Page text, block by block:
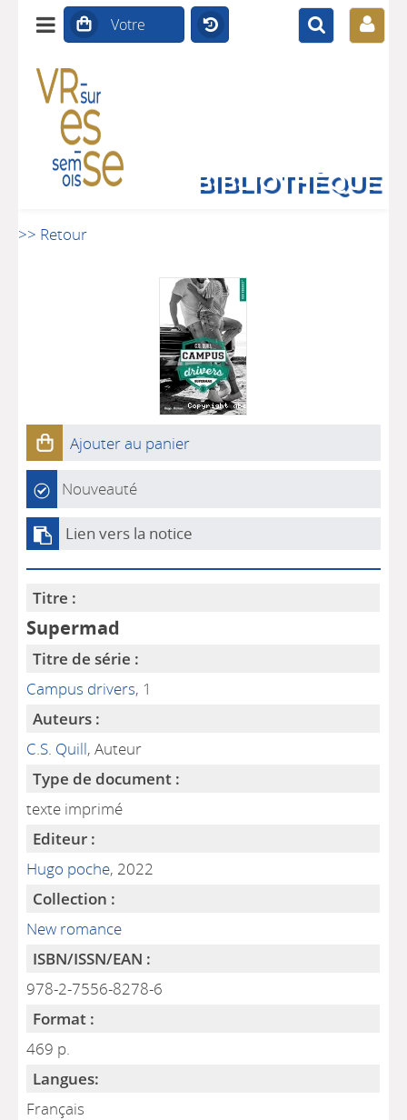
BIBLIOTHÈQUE
>> Retour
Ajouter au panier
Nouveauté
Lien vers la notice
Titre :
Supermad
Titre de série :
Campus drivers, 1
Auteurs :
C.S. Quill, Auteur
Type de document :
texte imprimé
Editeur :
Hugo poche, 2022
Collection :
New romance
ISBN/ISSN/EAN :
978-2-7556-8278-6
Format :
469 p.
Langues:
Français